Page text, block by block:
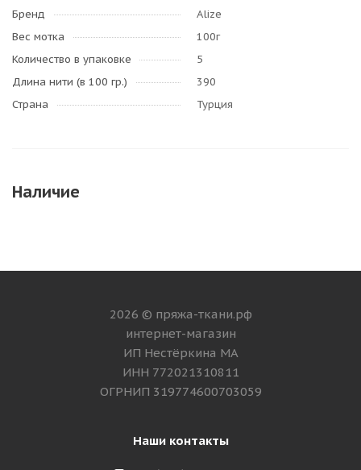
Бренд
Alize
Вес мотка
100г
Количество в упаковке
5
Длина нити (в 100 гр.)
390
Страна
Турция
Наличие
2026 © пряжа-ткани.рф
интернет-магазин
ИП Нестёркина МА
ИНН 772021310811
ОГРНИП 319774600703059
Наши контакты